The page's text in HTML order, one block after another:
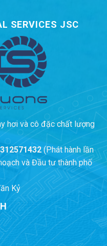
SERVICES JSC
hơi và cô đặc chất lượng
(Phát hành lần
và Đầu tư thành phố
Kỷ